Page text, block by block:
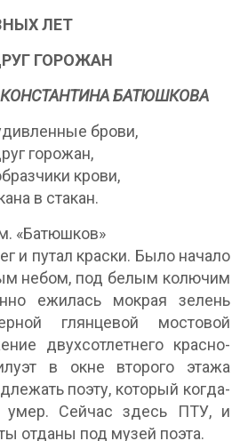
ЛЕТ
ГОРОЖАН
БАТЮШКОВА
брови,
горожан,
крови,
в стакан.
«Батюшков»
и путал краски. Было начало
небом, под белым колючим
ежилась мокрая зелень
глянцевой мостовой
двухсотлетнего красно-
в окне второго этажа
поэту, который когда-
Сейчас здесь ПТУ, и
отданы под музей поэта.